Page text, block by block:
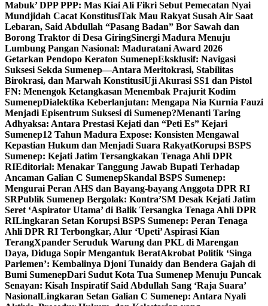
Mabuk’ DPP PPP: Mas Kiai Ali Fikri Sebut Pemecatan Nyai
Mundjidah Cacat KonstitusiTak Mau Rakyat Susah Air Saat
Lebaran, Said Abdullah “Pasang Badan” Bor Sawah dan
Borong Traktor di Desa GiringSinergi Madura Menuju
Lumbung Pangan Nasional: Maduratani Award 2026
Getarkan Pendopo Keraton SumenepEksklusif: Navigasi
Suksesi Sekda Sumenep—Antara Meritokrasi, Stabilitas
Birokrasi, dan Marwah KonstitusiUji Akurasi SS1 dan Pistol
FN: Menengok Ketangkasan Menembak Prajurit Kodim
SumenepDialektika Keberlanjutan: Mengapa Nia Kurnia Fauzi
Menjadi Episentrum Suksesi di Sumenep?Menanti Taring
Adhyaksa: Antara Prestasi Kejati dan “Peti Es” Kejari
Sumenep12 Tahun Madura Expose: Konsisten Mengawal
Kepastian Hukum dan Menjadi Suara RakyatKorupsi BSPS
Sumenep: Kejati Jatim Tersangkakan Tenaga Ahli DPR
RIEditorial: Menakar Tanggung Jawab Bupati Terhadap
Ancaman Galian C SumenepSkandal BSPS Sumenep:
Mengurai Peran AHS dan Bayang-bayang Anggota DPR RI
SRPublik Sumenep Bergolak: Kontra’SM Desak Kejati Jatim
Seret ‘Aspirator Utama’ di Balik Tersangka Tenaga Ahli DPR
RILingkaran Setan Korupsi BSPS Sumenep: Peran Tenaga
Ahli DPR RI Terbongkar, Alur ‘Upeti’ Aspirasi Kian
TerangXpander Seruduk Warung dan PKL di Marengan
Daya, Diduga Sopir Mengantuk BeratAkrobat Politik ‘Singa
Parlemen’: Kembalinya Djoni Tunaidy dan Bendera Gajah di
Bumi SumenepDari Sudut Kota Tua Sumenep Menuju Puncak
Senayan: Kisah Inspiratif Said Abdullah Sang ‘Raja Suara’
NasionalLingkaran Setan Galian C Sumenep: Antara Nyali